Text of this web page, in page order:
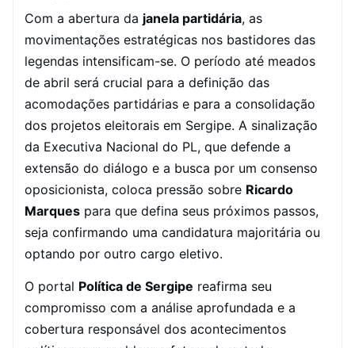
Com a abertura da janela partidária, as
movimentações estratégicas nos bastidores das
legendas intensificam-se. O período até meados
de abril será crucial para a definição das
acomodações partidárias e para a consolidação
dos projetos eleitorais em Sergipe. A sinalização
da Executiva Nacional do PL, que defende a
extensão do diálogo e a busca por um consenso
oposicionista, coloca pressão sobre Ricardo
Marques para que defina seus próximos passos,
seja confirmando uma candidatura majoritária ou
optando por outro cargo eletivo.
O portal Política de Sergipe reafirma seu
compromisso com a análise aprofundada e a
cobertura responsável dos acontecimentos